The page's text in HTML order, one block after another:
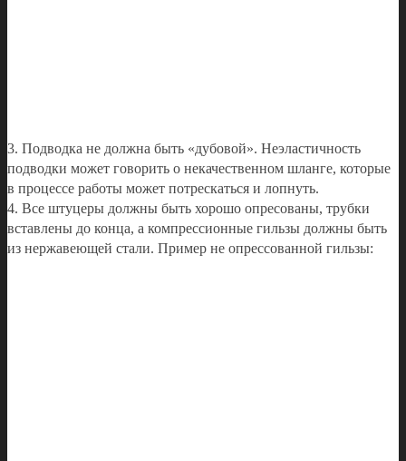
3. Подводка не должна быть «дубовой». Неэластичность
подводки может говорить о некачественном шланге, которые
в процессе работы может потрескаться и лопнуть.
4. Все штуцеры должны быть хорошо опресованы, трубки
вставлены до конца, а компрессионные гильзы должны быть
из нержавеющей стали. Пример не опрессованной гильзы: